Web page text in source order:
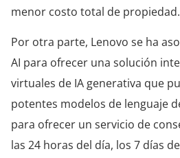
menor costo total de propiedad.
Por otra parte, Lenovo se ha
AI para ofrecer una solución
virtuales de IA generativa que
potentes modelos de lenguaje
para ofrecer un servicio de
las 24 horas del día, los 7 días